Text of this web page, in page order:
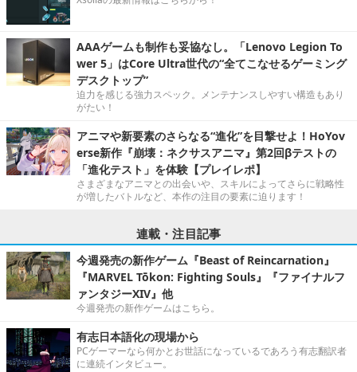
AAAゲームも制作も妥協なし。「Lenovo Legion To
wer 5」はCore Ultra世代の“全てこなせるゲーミング
デスクトップ”
迫力を感じる強力スペック。メンテナンスしやすい構造もあり
がたい！
アニマや新要素のさらなる“進化”を目撃せよ！HoYov
erse新作『崩壊：ネクサスアニマ』第2回βテストの
「進化テスト」を体験【プレイレポ】
さまざまなアニマとの出会いや、スキルによってさらに戦略性
が増したバトルなど、本作の注目の要素に迫ります！
連載・注目記事
今週発売の新作ゲーム『Beast of Reincarnation』
『MARVEL Tōkon: Fighting Souls』『ファイナルフ
ァンタジーXIV』他
今週発売の新作ゲームはこちら。
有志日本語化の現場から
PCゲーマーなら何かとお世話になっているであろう有志翻訳者
に連続インタビュー。